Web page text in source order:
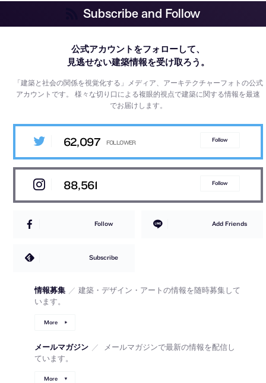
Subscribe and Follow
公式アカウントをフォローして、
見逃せない建築情報を受け取ろう。
「建築と社会の関係を視覚化する」メディア、アーキテクチャーフォトの公式
アカウントです。様々な切り口による複眼的視点で建築に関する情報を最速
でお届けします。
62,097 Follow
88,561 Follow
Follow Add Friends
Subscribe
情報募集 ／ 建築・デザイン・アートの情報を随時募集して
います。
More
メールマガジン ／
メールマガジンで最新の情報を配信し
ています。
More